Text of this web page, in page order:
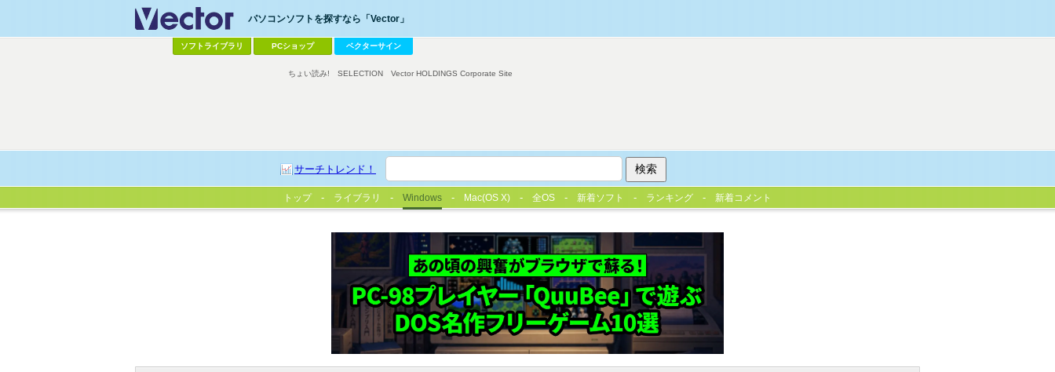
パソコンソフトを探すなら「Vector」
ソフトライブラリ PCショップ ベクターサイン
サーチトレンド！
ちょい読み! SELECTION Vector HOLDINGS Corporate Site
トップ ライブラリ Windows Mac(OS X) 全OS 新着ソフト ランキング 新着コメント